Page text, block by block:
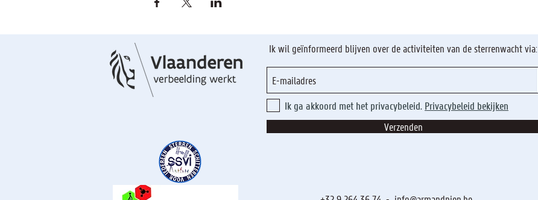
Ik wil geïnformeerd blijven over de activiteiten van de sterrenwacht via:
Ik ga akkoord met het privacybeleid. Privacybeleid bekijken
Verzenden